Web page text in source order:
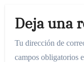
Deja una
Tu dirección de
campos obligatorios